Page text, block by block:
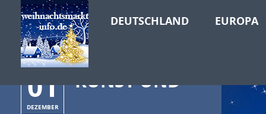
DEUTSCHLAND EUROPA
01
DEZEMBER
KUNST UND